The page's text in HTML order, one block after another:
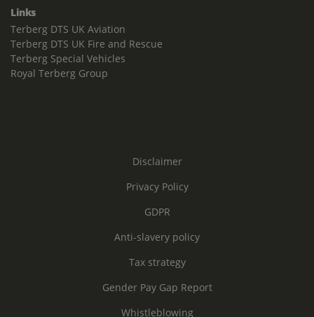
Links
Terberg DTS UK Aviation
Terberg DTS UK Fire and Rescue
Terberg Special Vehicles
Royal Terberg Group
Disclaimer
Privacy Policy
GDPR
Anti-slavery policy
Tax strategy
Gender Pay Gap Report
Whistleblowing